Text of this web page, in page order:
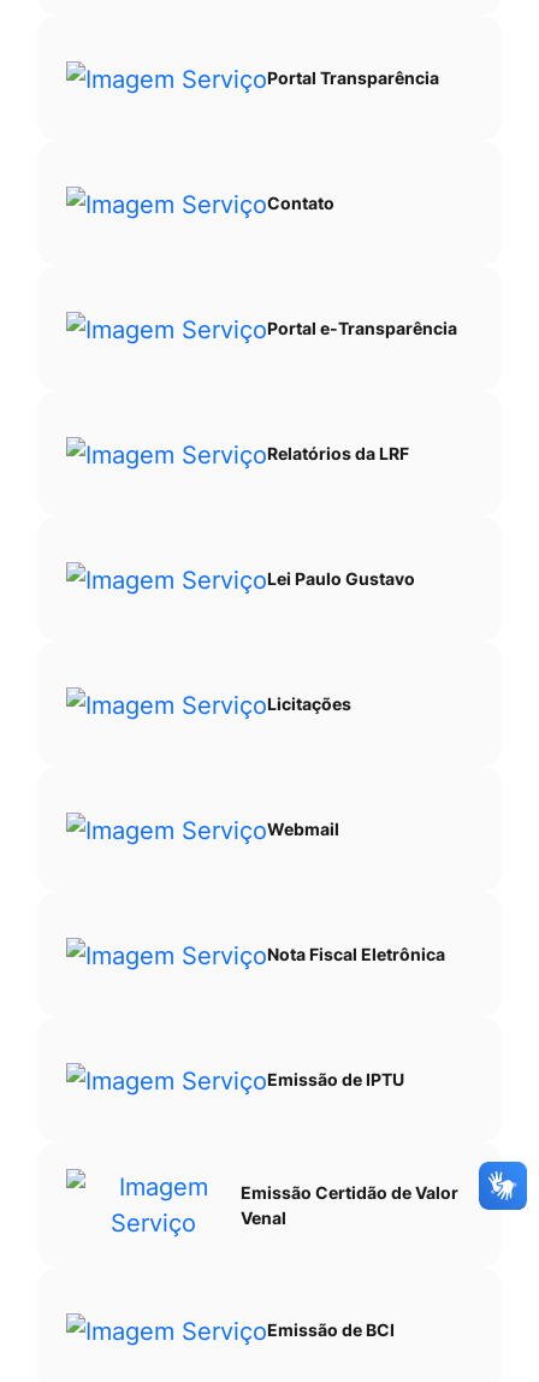
Portal Transparência
Contato
Portal e-Transparência
Relatórios da LRF
Lei Paulo Gustavo
Licitações
Webmail
Nota Fiscal Eletrônica
Emissão de IPTU
Emissão Certidão de Valor
Venal
Emissão de BCI